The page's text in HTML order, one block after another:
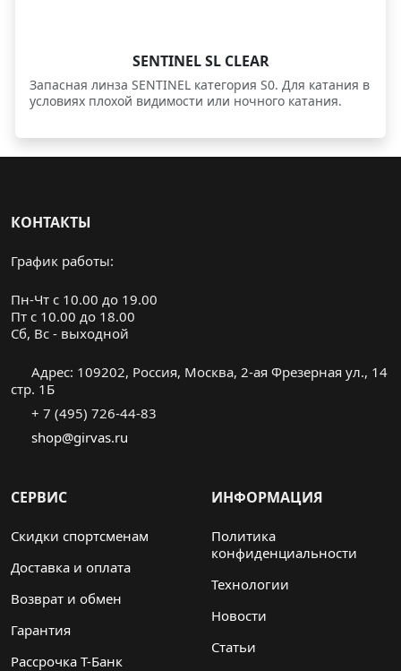
SENTINEL SL CLEAR
Запасная линза SENTINEL категория S0. Для катания в
условиях плохой видимости или ночного катания.
КОНТАКТЫ
График работы:
Пн-Чт с 10.00 до 19.00
Пт с 10.00 до 18.00
Cб, Вс - выходной
Адрес: 109202, Россия, Москва, 2-ая Фрезерная ул., 14
стр. 1Б
+ 7 (495) 726-44-83
shop@girvas.ru
СЕРВИС
Скидки спортсменам
Доставка и оплата
Возврат и обмен
Гарантия
Рассрочка Т-Банк
ИНФОРМАЦИЯ
Политика
конфиденциальности
Технологии
Новости
Статьи